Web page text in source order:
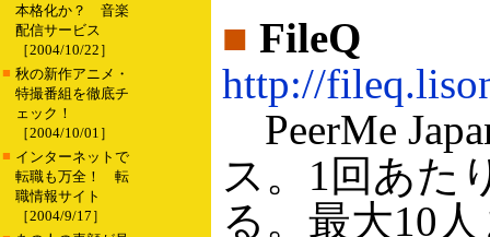
本格化か？ 音楽
配信サービス
［2004/10/22］
■ 秋の新作アニメ・
特撮番組を徹底チ
ェック！
［2004/10/01］
■ インターネットで
転職も万全！ 転
職情報サイト
［2004/9/17］
■ FileQ
http://
PeerMe
ス。1回あた
る。最大10